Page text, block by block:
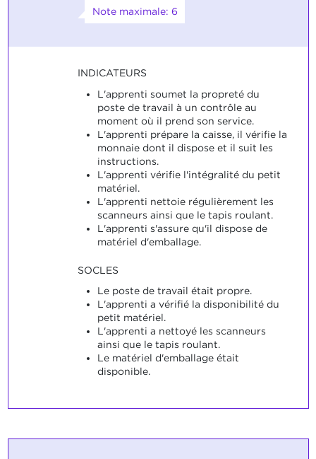
Note maximale: 6
INDICATEURS
L'apprenti soumet la propreté du
poste de travail à un contrôle au
moment où il prend son service.
L'apprenti prépare la caisse, il vérifie la
monnaie dont il dispose et il suit les
instructions.
L'apprenti vérifie l'intégralité du petit
matériel.
L'apprenti nettoie régulièrement les
scanneurs ainsi que le tapis roulant.
L'apprenti s'assure qu'il dispose de
matériel d'emballage.
SOCLES
Le poste de travail était propre.
L'apprenti a vérifié la disponibilité du
petit matériel.
L'apprenti a nettoyé les scanneurs
ainsi que le tapis roulant.
Le matériel d'emballage était
disponible.